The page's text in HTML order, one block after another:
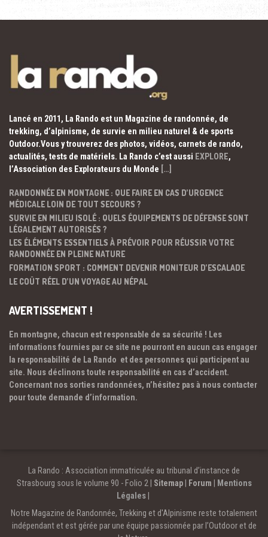
Lancé en 2011, La Rando est un Magazine de randonnée, de
trekking, d’alpinisme, de survie en milieu naturel & de sports
Outdoor.Vous y trouverez des photos, vidéos, carnets de rando,
actualités, tests de matériels. La Rando c’est aussi EXPLORE,
l’Association des Explorateurs du Monde […]
RANDONNÉE EN MONTAGNE : QUE FAIRE EN CAS D’URGENCE
MÉDICALE LOIN DE TOUT SECOURS ?
SURVIE EN MILIEU ISOLÉ : QUELS ÉQUIPEMENTS DE DÉFENSE SONT
LÉGALEMENT AUTORISÉS ?
LES ÉLÉMENTS ESSENTIELS À PRÉVOIR POUR RÉUSSIR VOTRE
RANDONNÉE EN PLEINE NATURE
FORMATION SPORT : COMMENT DEVENIR MONITEUR D’ESCALADE
LE COÛT RÉEL D’UN VOYAGE AU NÉPAL
AVERTISSEMENT !
En montagne, chacun est responsable de sa sécurité ! Les
informations fournies par ce site ne pourront en aucun cas engager
la responsabilité de La Rando et des personnes qui participent au
site. Nous déclinons toute responsabilité en cas d’accident.
Concernant nos sorties randonnées, n’hésitez pas à nous contacter
pour toute demande d’information.
La Rando : Association immatriculée au tribunal d’instance de
Strasbourg sous le volume 90 - Folio 2 | Sitemap| Forum | Mentions
Légales |
Notre Magazine de Randonnée, Trekking et d'Alpinisme reste totalement
indépendant et est gérée par une équipe passionnée par l’Outdoor et de